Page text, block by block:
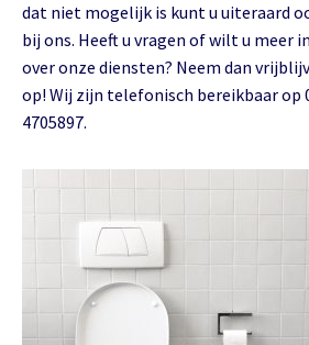
dat niet mogelijk is kunt u uiteraard
bij ons. Heeft u vragen of wilt u meer
over onze diensten? Neem dan
op! Wij zijn telefonisch bereikbaar op
4705897.